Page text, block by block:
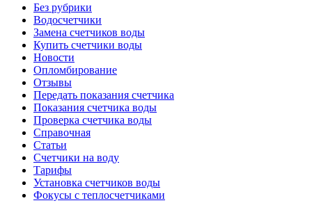
Без рубрики
Водосчетчики
Замена счетчиков воды
Купить счетчики воды
Новости
Опломбирование
Отзывы
Передать показания счетчика
Показания счетчика воды
Проверка счетчика воды
Справочная
Статьи
Счетчики на воду
Тарифы
Установка счетчиков воды
Фокусы с теплосчетчиками